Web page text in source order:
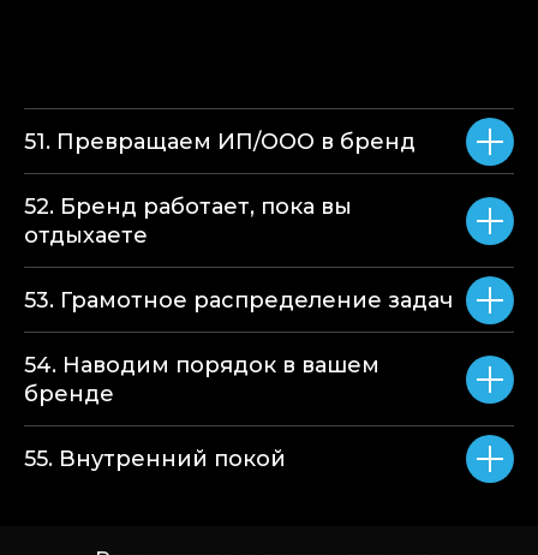
51. Превращаем ИП/ООО в бренд
52. Бренд работает, пока вы
отдыхаете
53. Грамотное распределение задач
54. Наводим порядок в вашем
бренде
55. Внутренний покой